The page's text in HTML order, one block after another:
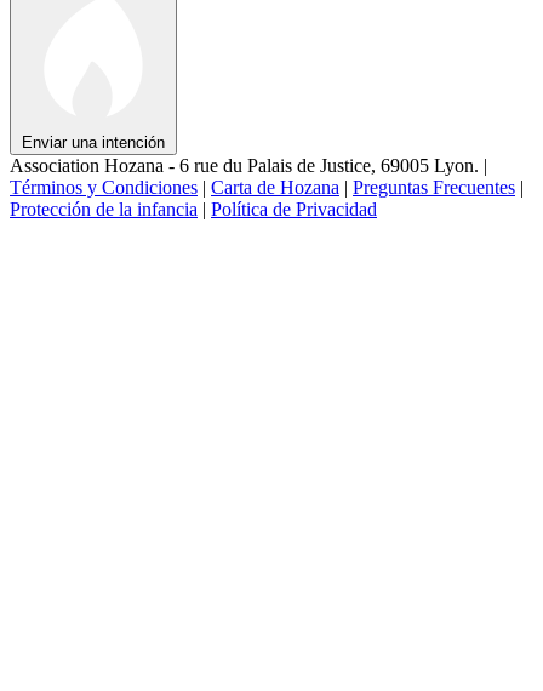
Enviar una intención
Association Hozana - 6 rue du Palais de Justice, 69005 Lyon. |
Términos y Condiciones | Carta de Hozana | Preguntas Frecuentes |
Protección de la infancia | Política de Privacidad